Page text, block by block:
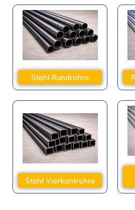
Stahl Rundrohre
Stahl Vierkantrohre